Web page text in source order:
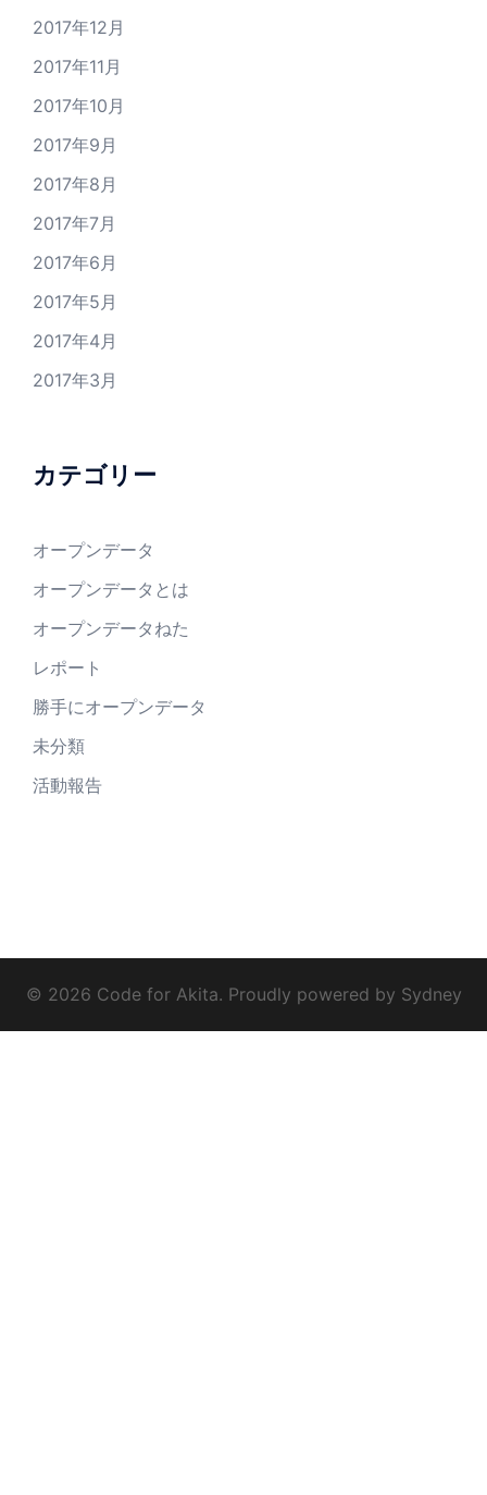
2017年12月
2017年11月
2017年10月
2017年9月
2017年8月
2017年7月
2017年6月
2017年5月
2017年4月
2017年3月
カテゴリー
オープンデータ
オープンデータとは
オープンデータねた
レポート
勝手にオープンデータ
未分類
活動報告
© 2026 Code for Akita. Proudly powered by Sydney